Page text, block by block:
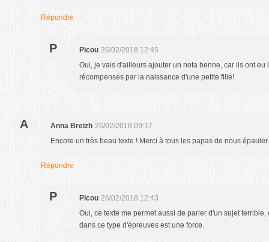
Répondre
P Picou 26/02/2018 12:45
Oui, je vais d'ailleurs ajouter un nota benne, car ils ont eu
récompensés par la naissance d'une petite fille!
A Anna Breizh 26/02/2018 09:17
Encore un très beau texte ! Merci à tous les papas de nous
Répondre
P Picou 26/02/2018 12:43
Oui, ce texte me permet aussi de parler d'un sujet
dans ce type d'épreuves est une force.